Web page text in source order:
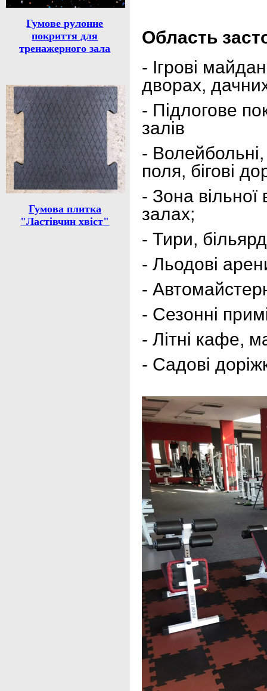
Гумове рулонне
покриття для
тренажерного зала
Гумова плитка
"Ластівчин хвіст"
Область
- Ігрові
дворах,
- Підлогове
залів
-
поля, бігові
- Зона вільної
залах;
- Тири,
- Льодові
-
- Сезонні
- Літні кафе,
- Садові